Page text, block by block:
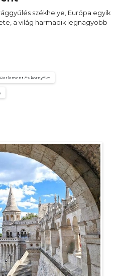
székhelye, Európa egyik
a világ harmadik legnagyobb
Parlament és környéke